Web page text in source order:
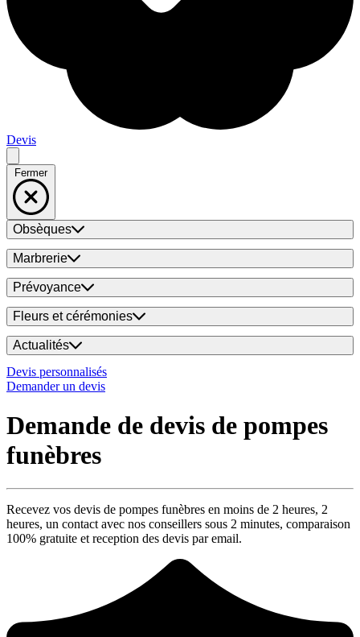
Devis
Fermer
Obsèques
Marbrerie
Prévoyance
Fleurs et cérémonies
Actualités
Devis personnalisés
Demander un devis
Demande de devis de pompes
funèbres
Recevez vos devis de pompes funèbres en moins de 2 heures, 2
heures, un contact avec nos conseillers sous 2 minutes, comparaison
100% gratuite et reception des devis par email.